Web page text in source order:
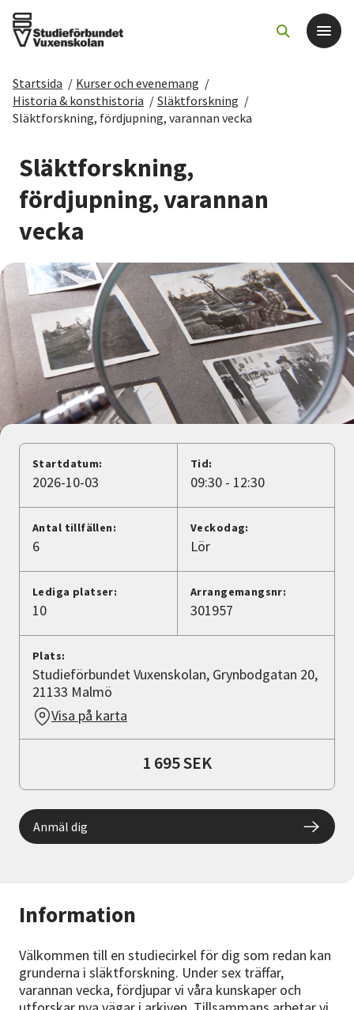
Det här gör vi
Sök kurser och evenemang
Om SV
Starta studiecirkel
Cirkelledare
Nyheter
Avdelningar
Lyssna
Startsida / Kurser och evenemang /
Historia & konsthistoria / Släktforskning /
Släktforskning, fördjupning, varannan vecka
Släktforskning,
fördjupning, varannan
vecka
Information
Välkommen till en studiecirkel för dig som redan kan
grunderna i släktforskning. Under sex träffar,
varannan vecka, fördjupar vi våra kunskaper och
Startdatum:
2026-10-03
Tid:
09:30 - 12:30
Antal tillfällen:
6
Veckodag:
Lör
Lediga platser:
10
Arrangemangsnr:
301957
Plats:
Studieförbundet Vuxenskolan, Grynbodgatan 20,
21133 Malmö
Visa på karta
1 695 SEK
Anmäl dig